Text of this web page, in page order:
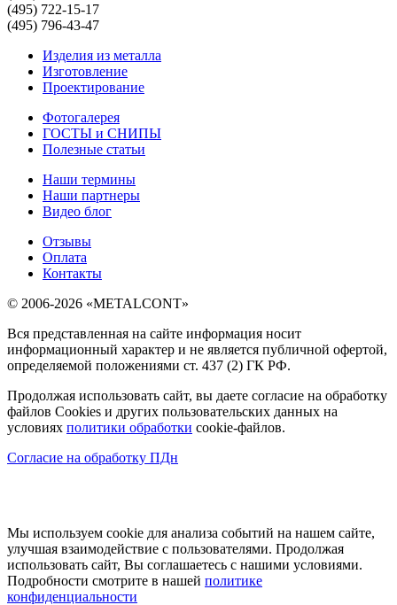
(495) 722-15-17
(495) 796-43-47
Изделия из металла
Изготовление
Проектирование
Фотогалерея
ГОСТЫ и СНИПЫ
Полезные статьи
Наши термины
Наши партнеры
Видео блог
Отзывы
Оплата
Контакты
© 2006-2026 «METALCONT»
Вся представленная на сайте информация носит
информационный характер и не является публичной офертой,
определяемой положениями ст. 437 (2) ГК РФ.
Продолжая использовать сайт, вы даете согласие на обработку
файлов Cookies и других пользовательских данных на
условиях политики обработки cookie-файлов.
Согласие на обработку ПДн
Мы используем cookie для анализа событий на нашем сайте,
улучшая взаимодействие с пользователями. Продолжая
использовать сайт, Вы соглашаетесь с нашими условиями.
Подробности смотрите в нашей политике
конфиденциальности